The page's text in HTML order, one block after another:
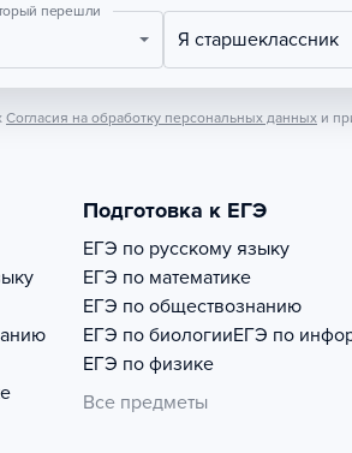
перешли
Я старшеклассник
Согласия на обработку персональных данных и
Подготовка к ЕГЭ
ЕГЭ по русскому языку
ЕГЭ по математике
ЕГЭ по обществознанию
ЕГЭ по биологииЕГЭ по
ЕГЭ по физике
Все предметы